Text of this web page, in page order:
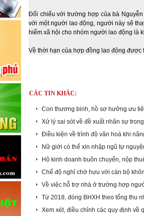
Đối chiếu với trường hợp của bà
với một người lao động, người này sẽ
hiểm xã hội cho nhóm người lao động là
Về thời hạn của hợp đồng lao động được
CÁC TIN KHÁC:
Con thương binh, hồ sơ hưởng ưu
Xử lý sai sót về đề xuất nhân sự
Điều kiện về trình độ văn hoá khi
Nữ giới có thể xin nhập ngũ tự
Hộ kinh doanh buôn chuyến, nộp
Chế độ nghỉ chờ hưu với cán bộ
Về việc hỗ trợ nhà ở trường hợp
Từ 2018, đóng BHXH theo tổng thu
Xem xét, điều chỉnh các quy định về